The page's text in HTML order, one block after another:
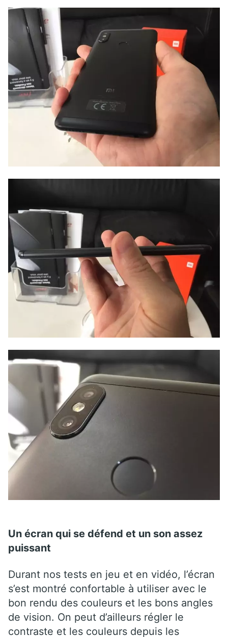
Un écran qui se défend et un son assez
puissant
Durant nos tests en jeu et en vidéo, l’écran
s’est montré confortable à utiliser avec le
bon rendu des couleurs et les bons angles
de vision. On peut d’ailleurs régler le
contraste et les couleurs depuis les